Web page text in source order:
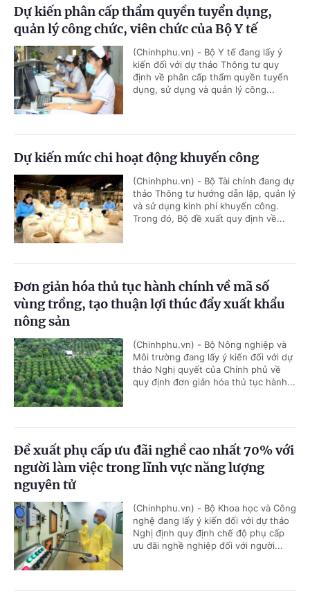
Dự kiến phân cấp thẩm quyền tuyển dụng,
quản lý công chức, viên chức của Bộ Y tế
(Chinhphu.vn) - Bộ Y tế đang lấy ý
kiến đối với dự thảo Thông tư quy
định về phân cấp thẩm quyền tuyển
dụng, sử dụng và quản lý công...
Dự kiến mức chi hoạt động khuyến công
(Chinhphu.vn) - Bộ Tài chính đang dự
thảo Thông tư hướng dẫn lập, quản lý
và sử dụng kinh phí khuyến công.
Trong đó, Bộ đề xuất quy định về...
Đơn giản hóa thủ tục hành chính về mã số
vùng trồng, tạo thuận lợi thúc đẩy xuất khẩu
nông sản
(Chinhphu.vn) - Bộ Nông nghiệp và
Môi trường đang lấy ý kiến đối với dự
thảo Nghị quyết của Chính phủ về
quy định đơn giản hóa thủ tục hành...
Đề xuất phụ cấp ưu đãi nghề cao nhất 70% với
người làm việc trong lĩnh vực năng lượng
nguyên tử
(Chinhphu.vn) - Bộ Khoa học và Công
nghệ đang lấy ý kiến đối với dự thảo
Nghị định quy định chế độ phụ cấp
ưu đãi nghề nghiệp đối với người...